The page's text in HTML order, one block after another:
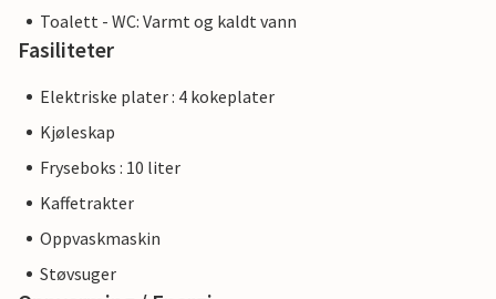
Toalett - WC: Varmt og kaldt vann
Fasiliteter
Elektriske plater : 4 kokeplater
Kjøleskap
Fryseboks : 10 liter
Kaffetrakter
Oppvaskmaskin
Støvsuger